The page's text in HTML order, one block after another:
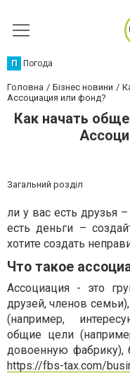
П Погода
Головна Бізнес новини
Ассоциация или фонд?
Как начать
Загальний розділ
ли у вас есть друзья
есть деньги –
хотите создать
Что такое
Ассоциация - это
друзей, членов
(например,
общие цели
довоенную фабрику),
https://fbs-tax.com/